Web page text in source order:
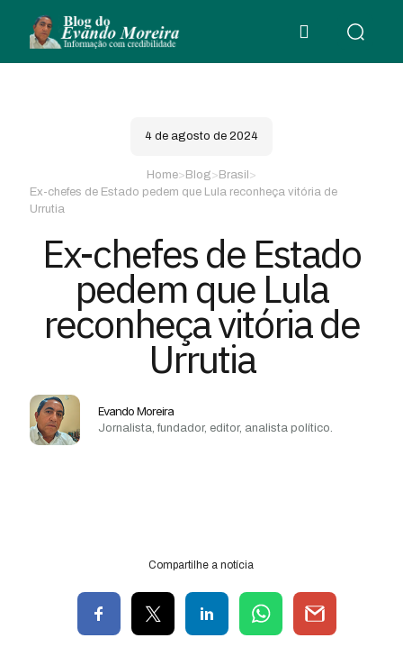
4 de agosto de 2024
Home> Blog> Brasil >
Ex-chefes de Estado pedem que Lula reconheça vitória de
Urrutia
Ex-chefes de Estado
pedem que Lula
reconheça vitória de
Urrutia
Evando Moreira
Jornalista, fundador, editor, analista político.
Compartilhe a notícia